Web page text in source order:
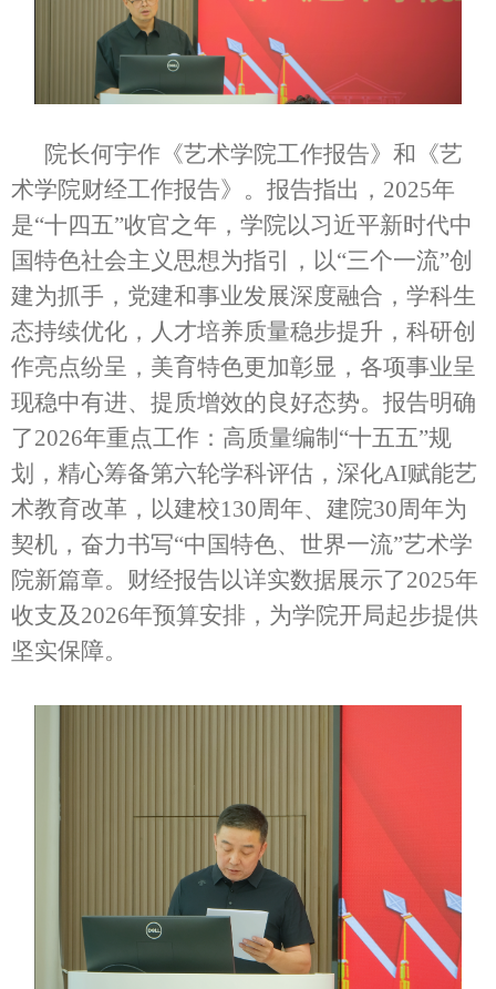
院长何宇作《艺术学院工作报告》和《艺
术学院财经工作报告》。报告指出，2025年
是“十四五”收官之年，学院以习近平新时代中
国特色社会主义思想为指引，以“三个一流”创
建为抓手，党建和事业发展深度融合，学科生
态持续优化，人才培养质量稳步提升，科研创
作亮点纷呈，美育特色更加彰显，各项事业呈
现稳中有进、提质增效的良好态势。报告明确
了2026年重点工作：高质量编制“十五五”规
划，精心筹备第六轮学科评估，深化AI赋能艺
术教育改革，以建校130周年、建院30周年为
契机，奋力书写“中国特色、世界一流”艺术学
院新篇章。财经报告以详实数据展示了2025年
收支及2026年预算安排，为学院开局起步提供
坚实保障。